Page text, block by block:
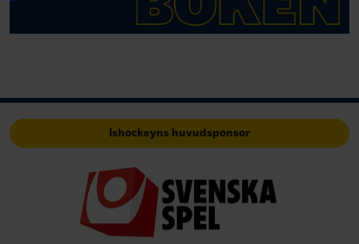
Ishockeyns huvudsponsor